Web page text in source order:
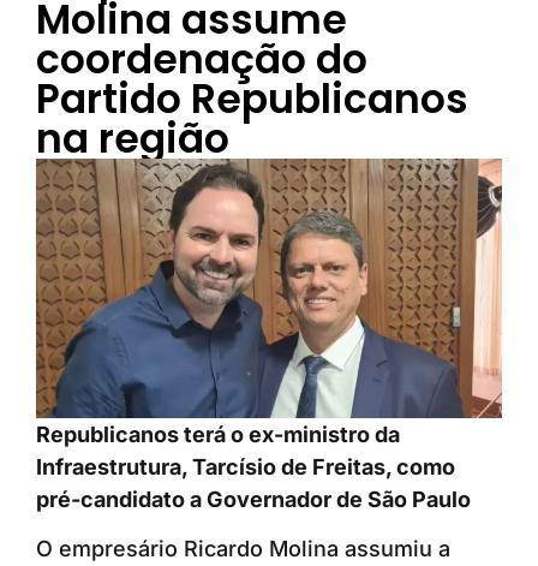
Molina assume
coordenação do
Partido Republicanos
na região
Republicanos terá o ex-ministro da
Infraestrutura, Tarcísio de Freitas, como
pré-candidato a Governador de São Paulo
O empresário Ricardo Molina assumiu a